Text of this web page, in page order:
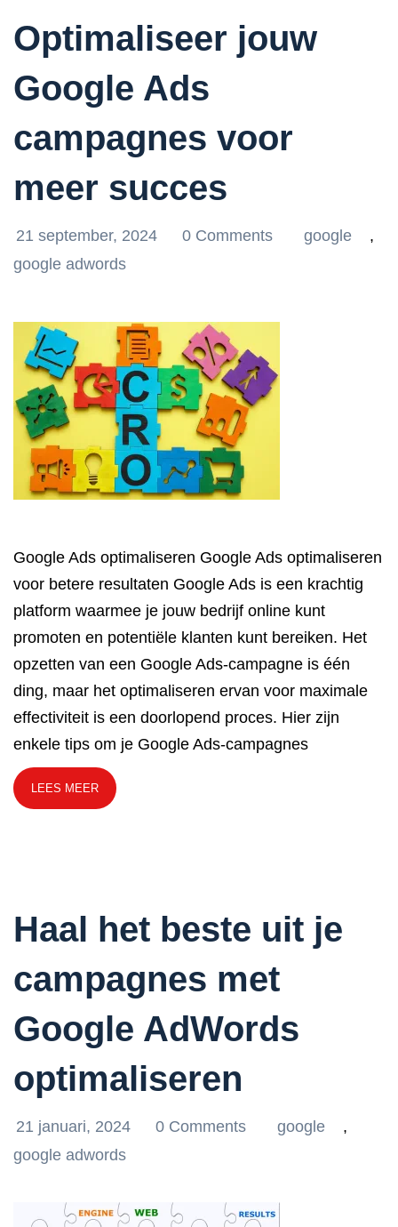
Optimaliseer jouw
Google Ads
campagnes voor
meer succes
21 september, 2024 0 Comments google
,
google adwords
Google Ads optimaliseren Google Ads optimaliseren
voor betere resultaten Google Ads is een krachtig
platform waarmee je jouw bedrijf online kunt
promoten en potentiële klanten kunt bereiken. Het
opzetten van een Google Ads-campagne is één
ding, maar het optimaliseren ervan voor maximale
effectiviteit is een doorlopend proces. Hier zijn
enkele tips om je Google Ads-campagnes
LEES MEER
Haal het beste uit je
campagnes met
Google AdWords
optimaliseren
21 januari, 2024 0 Comments google
,
google adwords